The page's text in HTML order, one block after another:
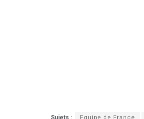
Sujets : Equipe de France